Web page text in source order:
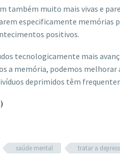
também muito mais vivas e
especificamente memórias
positivos.
tecnologicamente mais
a memória, podemos
deprimidos têm
saúde mental tratar a